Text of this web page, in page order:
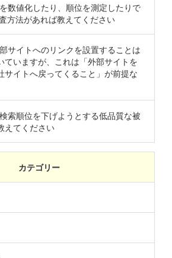
数値化したり、順位を測定したりで
方法があれば教えてください
サイトへのリンクを設置することは
ていますが、これは「外部サイトを
サイトへ戻ってくること」が前提な
索順位を下げようとする低品質な被
えてください
カテゴリー